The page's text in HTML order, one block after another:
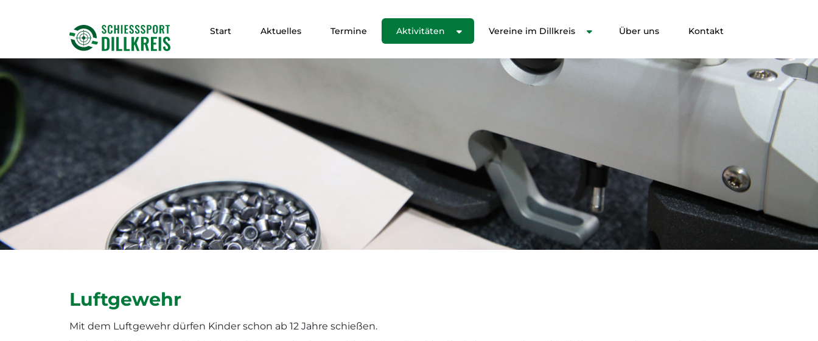
Start Aktuelles Termine Aktivitäten Vereine im Dillkreis Über uns Kontakt
Luftgewehr
Mit dem Luftgewehr dürfen Kinder schon ab 12 Jahre schießen.